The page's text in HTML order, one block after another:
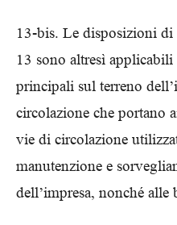
13-bis. Le disposizioni
13 sono altresì
principali sul terreno
circolazione che portano
vie di circolazione
manutenzione e
dell’impresa, nonché alle